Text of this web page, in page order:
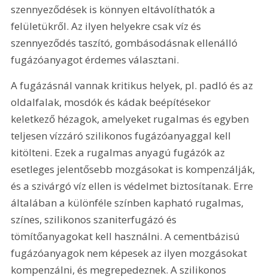
szennyeződések is könnyen eltávolíthatók a
felületükről. Az ilyen helyekre csak víz és
szennyeződés taszító, gombásodásnak ellenálló
fugázóanyagot érdemes választani.
A fugázásnál vannak kritikus helyek, pl. padló és az
oldalfalak, mosdók és kádak beépítésekor
keletkező hézagok, amelyeket rugalmas és egyben
teljesen vízzáró szilikonos fugázóanyaggal kell
kitölteni. Ezek a rugalmas anyagú fugázók az
esetleges jelentősebb mozgásokat is kompenzálják,
és a szivárgó víz ellen is védelmet biztosítanak. Erre
általában a különféle színben kapható rugalmas,
színes, szilikonos szaniterfugázó és
tömítőanyagokat kell használni. A cementbázisú
fugázóanyagok nem képesek az ilyen mozgásokat
kompenzálni, és megrepedeznek. A szilikonos